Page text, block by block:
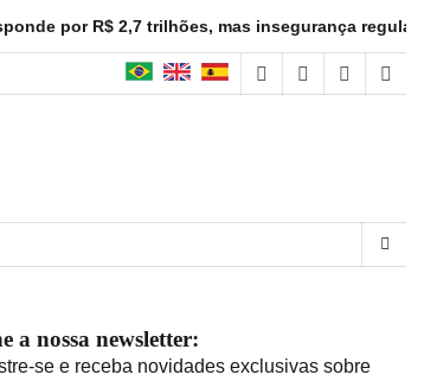
R$ 2,7 trilhões, mas insegurança regulatória
facebookinstagram
linkedin
a nossa newsletter:
se e receba novidades exclusivas sobre